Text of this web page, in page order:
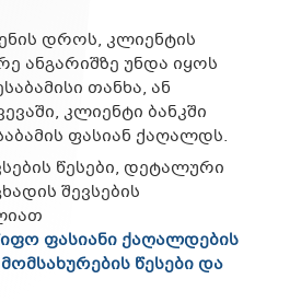
დროს, კლიენტის
ანგარიშზე უნდა იყოს
თანხა, ან
კლიენტი ბანკში
ფასიან ქაღალდს.
წესები, დეტალური
შევსების
ფასიანი ქაღალდების
წესები და